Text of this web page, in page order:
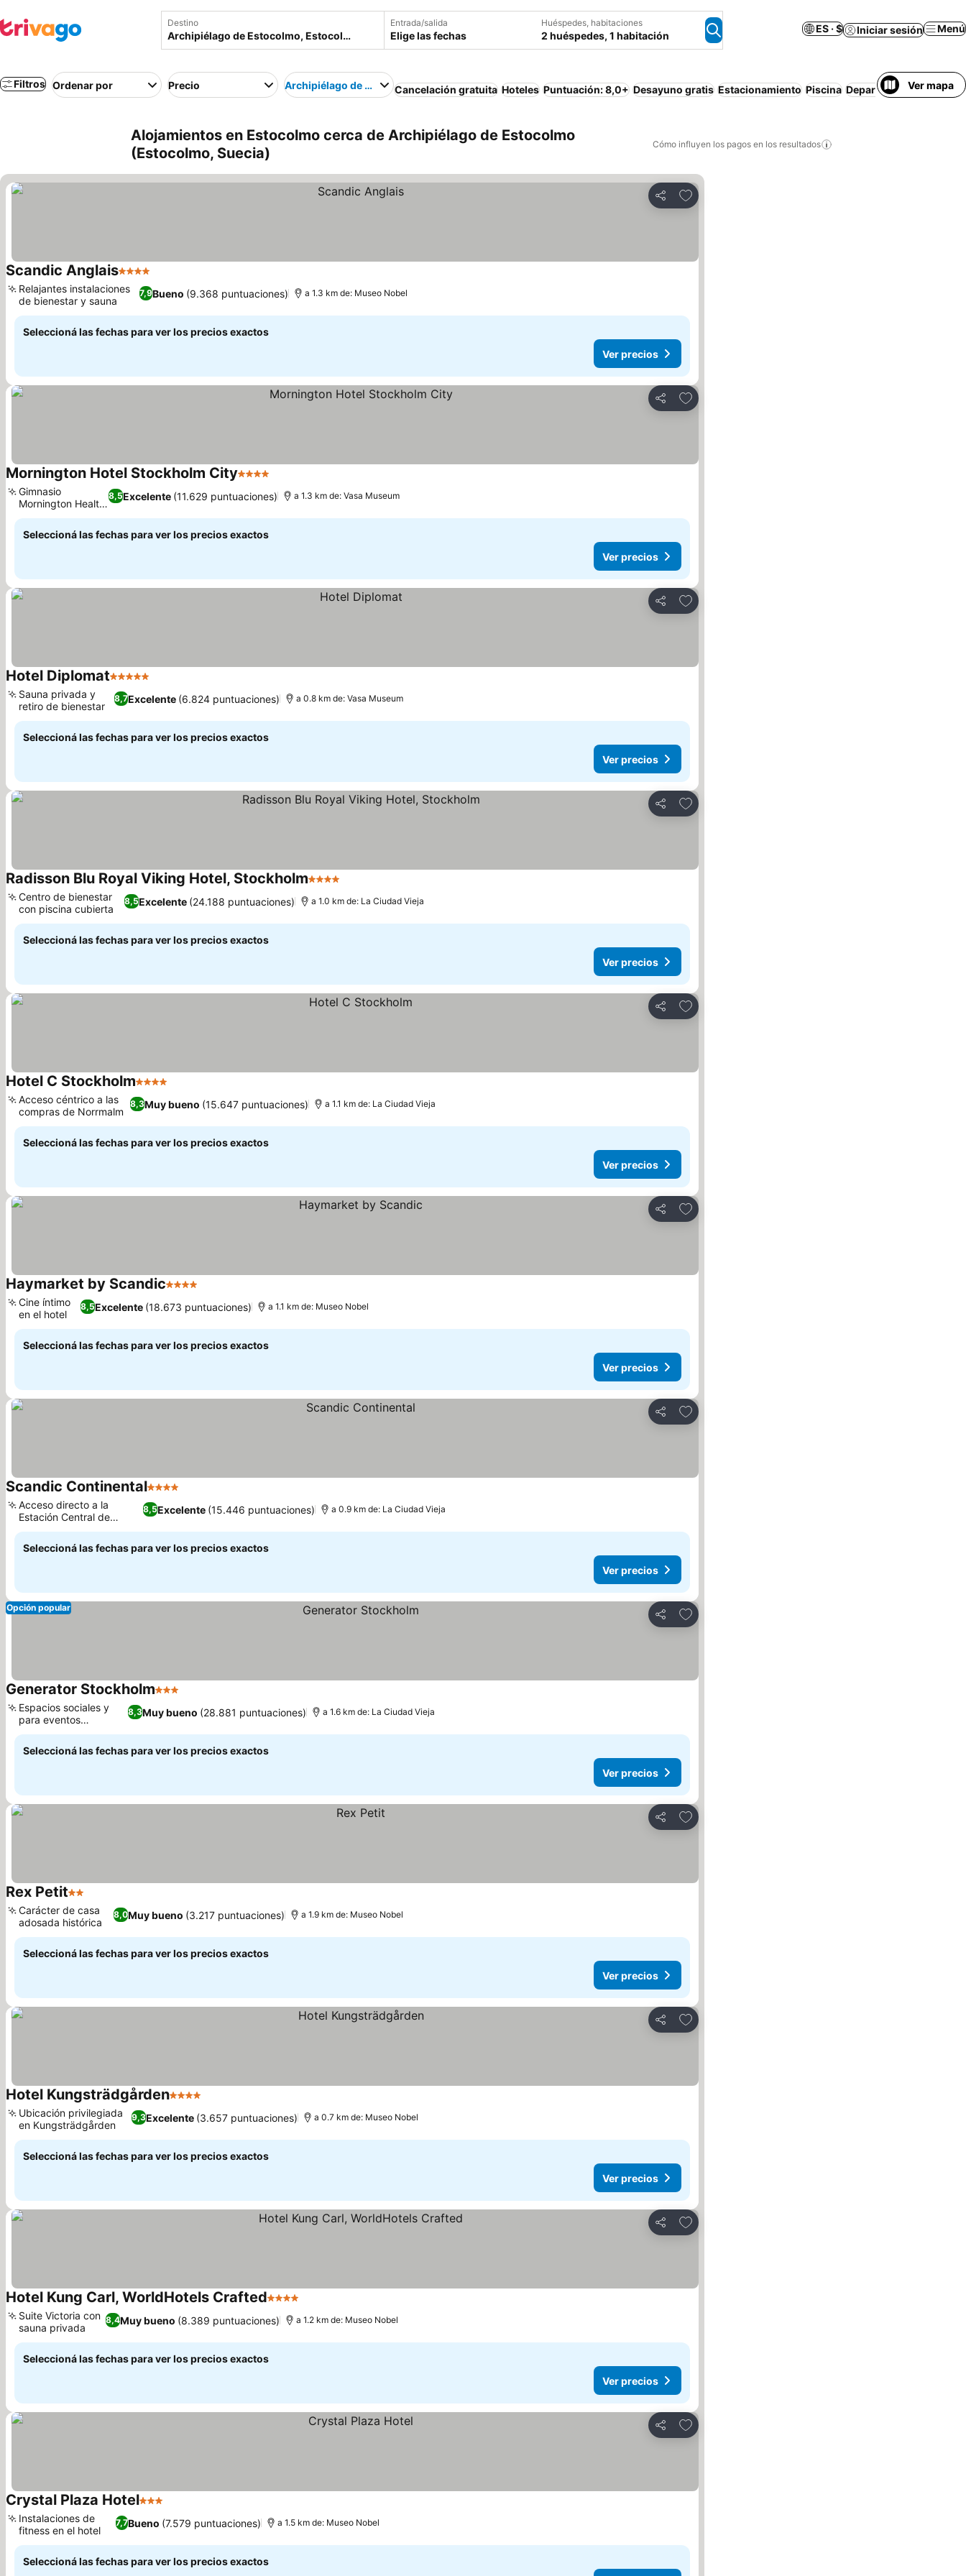
Destino Entrada/salida
Elige las fechas
Huéspedes, habitaciones
2 huéspedes, 1 habitación
ES · $ Iniciar sesión Menú
Filtros Ordenar por Precio Archipiélago de EstocolmoCancelación gratuita Hoteles Puntuación: 8,0+ Desayuno gratis Estacionamiento Piscina Departamento equipado
Ver mapa
Alojamientos en Estocolmo cerca de Archipiélago de Estocolmo
(Estocolmo, Suecia)
Cómo influyen los pagos en los resultados
Compartir
Añadir a favoritos
Scandic Anglais4 Estrellas
7,9Bueno (9.368 puntuaciones)
Relajantes instalaciones
de bienestar y sauna
a 1.3 km de: Museo Nobel
Seleccioná las fechas para ver los precios exactos
Ver precios
Compartir
Añadir a favoritos
Mornington Hotel Stockholm City4 Estrellas
8,5Excelente (11.629 puntuaciones)
Gimnasio
Mornington Health
Club
a 1.3 km de: Vasa Museum
Seleccioná las fechas para ver los precios exactos
Ver precios
Compartir
Añadir a favoritos
Hotel Diplomat5 Estrellas
8,7Excelente (6.824 puntuaciones)
Sauna privada y
retiro de bienestar
a 0.8 km de: Vasa Museum
Seleccioná las fechas para ver los precios exactos
Ver precios
Compartir
Añadir a favoritos
Radisson Blu Royal Viking Hotel, Stockholm4 Estrellas
8,5Excelente (24.188 puntuaciones)
Centro de bienestar
con piscina cubierta
a 1.0 km de: La Ciudad Vieja
Seleccioná las fechas para ver los precios exactos
Ver precios
Compartir
Añadir a favoritos
Hotel C Stockholm4 Estrellas
8,3Muy bueno (15.647 puntuaciones)
Acceso céntrico a las
compras de Norrmalm
a 1.1 km de: La Ciudad Vieja
Seleccioná las fechas para ver los precios exactos
Ver precios
Compartir
Añadir a favoritos
Haymarket by Scandic4 Estrellas
8,5Excelente (18.673 puntuaciones)
Cine íntimo
en el hotel
a 1.1 km de: Museo Nobel
Seleccioná las fechas para ver los precios exactos
Ver precios
Compartir
Añadir a favoritos
Scandic Continental4 Estrellas
8,5Excelente (15.446 puntuaciones)
Acceso directo a la
Estación Central de
Estocolmo
a 0.9 km de: La Ciudad Vieja
Seleccioná las fechas para ver los precios exactos
Ver precios
Compartir
Añadir a favoritos
Opción popular
Generator Stockholm3 Estrellas
8,3Muy bueno (28.881 puntuaciones)
Espacios sociales y
para eventos
versátiles
a 1.6 km de: La Ciudad Vieja
Seleccioná las fechas para ver los precios exactos
Ver precios
Compartir
Añadir a favoritos
Rex Petit2 Estrellas
8,0Muy bueno (3.217 puntuaciones)
Carácter de casa
adosada histórica
a 1.9 km de: Museo Nobel
Seleccioná las fechas para ver los precios exactos
Ver precios
Compartir
Añadir a favoritos
Hotel Kungsträdgården4 Estrellas
9,3Excelente (3.657 puntuaciones)
Ubicación privilegiada
en Kungsträdgården
a 0.7 km de: Museo Nobel
Seleccioná las fechas para ver los precios exactos
Ver precios
Compartir
Añadir a favoritos
Hotel Kung Carl, WorldHotels Crafted4 Estrellas
8,4Muy bueno (8.389 puntuaciones)
Suite Victoria con
sauna privada
a 1.2 km de: Museo Nobel
Seleccioná las fechas para ver los precios exactos
Ver precios
Compartir
Añadir a favoritos
Crystal Plaza Hotel3 Estrellas
7,7Bueno (7.579 puntuaciones)
Instalaciones de
fitness en el hotel
a 1.5 km de: Museo Nobel
Seleccioná las fechas para ver los precios exactos